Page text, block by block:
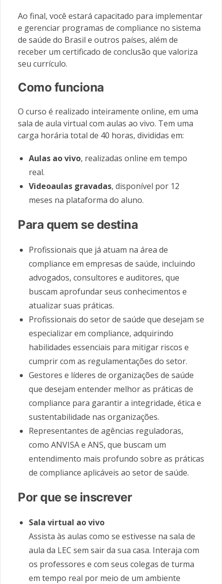
Ao final, você estará capacitado para implementar
e gerenciar programas de compliance no sistema
de saúde do Brasil e outros países, além de
receber um certificado de conclusão que valoriza
seu currículo.
Como funciona
O curso é realizado inteiramente online, em uma
sala de aula virtual com aulas ao vivo. Tem uma
carga horária total de 40 horas, divididas em:
Aulas ao vivo, realizadas online em tempo
real.
Videoaulas gravadas, disponível por 12
meses na plataforma do aluno.
Para quem se destina
Profissionais que já atuam na área de
compliance em empresas de saúde, incluindo
advogados, consultores e auditores, que
buscam aprofundar seus conhecimentos e
atualizar suas práticas.
Profissionais do setor de saúde que desejam se
especializar em compliance, adquirindo
habilidades essenciais para mitigar riscos e
cumprir com as regulamentações do setor.
Gestores e líderes de organizações de saúde
que desejam entender melhor as práticas de
compliance para garantir a integridade, ética e
sustentabilidade nas organizações.
Representantes de agências reguladoras,
como ANVISA e ANS, que buscam um
entendimento mais profundo sobre as práticas
de compliance aplicáveis ao setor de saúde.
Por que se inscrever
Sala virtual ao vivo
Assista às aulas como se estivesse na sala de
aula da LEC sem sair da sua casa. Interaja com
os professores e com seus colegas de turma
em tempo real por meio de um ambiente